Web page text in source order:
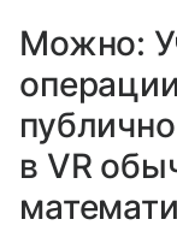
Можно:
в VR